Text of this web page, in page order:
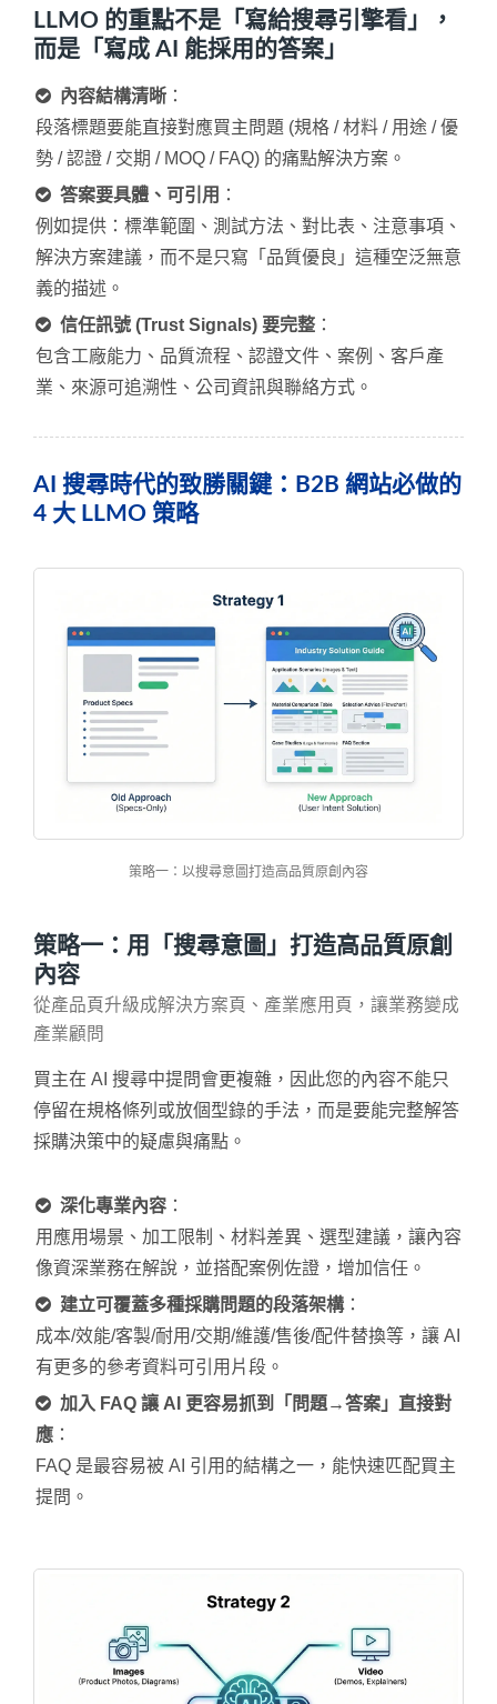
LLMO 的重點不是「寫給搜尋引擎看」，
而是「寫成 AI 能採用的答案」
內容結構清晰 ：
段落標題要能直接對應買主問題 (規格 / 材料 / 用途 / 優
勢 / 認證 / 交期 / MOQ / FAQ) 的痛點解決方案。
答案要具體、可引用 ：
例如提供：標準範圍、測試方法、對比表、注意事項、
解決方案建議，而不是只寫「品質優良」這種空泛無意
義的描述。
信任訊號 (Trust Signals) 要完整 ：
包含工廠能力、品質流程、認證文件、案例、客戶產
業、來源可追溯性、公司資訊與聯絡方式。
AI 搜尋時代的致勝關鍵：B2B 網站必做的
4 大 LLMO 策略
策略一：以搜尋意圖打造高品質原創內容
策略一：用「搜尋意圖」打造高品質原創
內容
從產品頁升級成解決方案頁、產業應用頁，讓業務變成
產業顧問
買主在 AI 搜尋中提問會更複雜，因此您的內容不能只
停留在規格條列或放個型錄的手法，而是要能完整解答
採購決策中的疑慮與痛點。
深化專業內容 ：
用應用場景、加工限制、材料差異、選型建議，讓內容
像資深業務在解說，並搭配案例佐證，增加信任。
建立可覆蓋多種採購問題的段落架構：
成本/效能/客製/耐用/交期/維護/售後/配件替換等，讓 AI
有更多的參考資料可引用片段。
加入 FAQ 讓 AI 更容易抓到「問題→答案」直接對
應 ：
FAQ 是最容易被 AI 引用的結構之一，能快速匹配買主
提問。